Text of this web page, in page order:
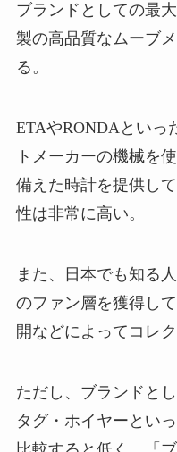
ブランドとしての最
製の高品質なムーブ
る。
ETAやRONDAといっ
トメーカーの機械を
備えた時計を提供し
性は非常に高い。
また、日本でも知る
のファン層を獲得し
開などによってコレ
ただし、ブランドと
タグ・ホイヤーとい